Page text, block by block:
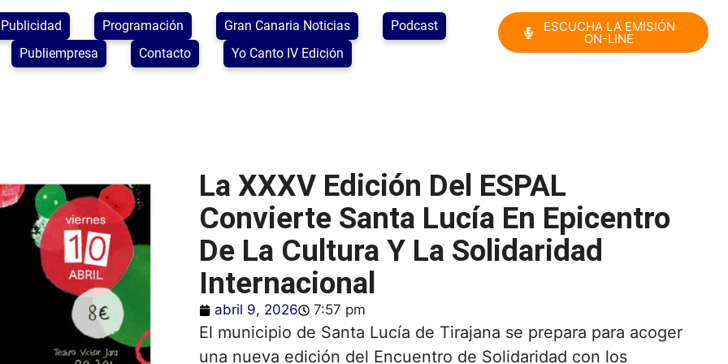
Publicidad Programación Gran Canaria Noticias
Podcast
Publiempresa
Contacto Yo Canto IV Edición
ESCUCHA LA EMISIÓN
ON-LINE
La XXXV Edición Del ESPAL
Convierte Santa Lucía En Epicentro
De La Cultura Y La Solidaridad
Internacional
abril 9, 2026 7:57 pm
El municipio de Santa Lucía de Tirajana se prepara para acoger
una nueva edición del Encuentro de Solidaridad con los